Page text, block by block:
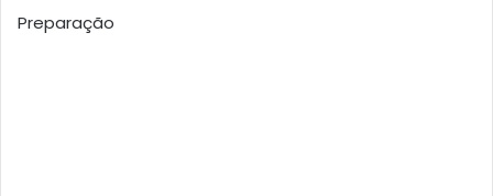
Preparação